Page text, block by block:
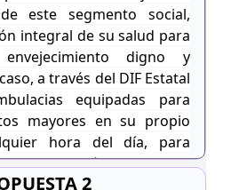
este segmento social,
integral de su salud para
digno y
a través del DIF Estatal
equipadas para
mayores en su propio
hora del día, para
a la clínica y ganar
emergencia; además,
2